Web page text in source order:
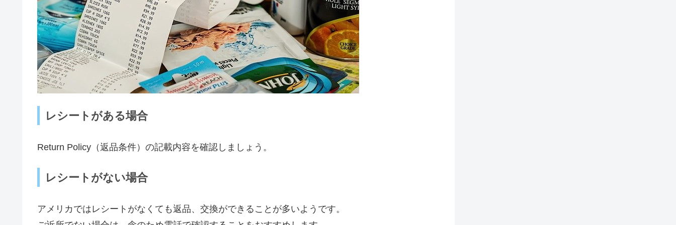
レシートがある場合
Return Policy（返品条件）の記載内容を確認しましょう。
レシートがない場合
アメリカではレシートがなくても返品、交換ができることが多いようです。